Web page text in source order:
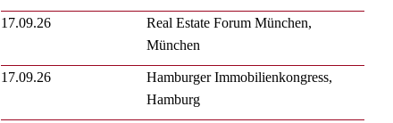
17.09.26
Real Estate Forum München,
München
17.09.26
Hamburger Immobilienkongress,
Hamburg